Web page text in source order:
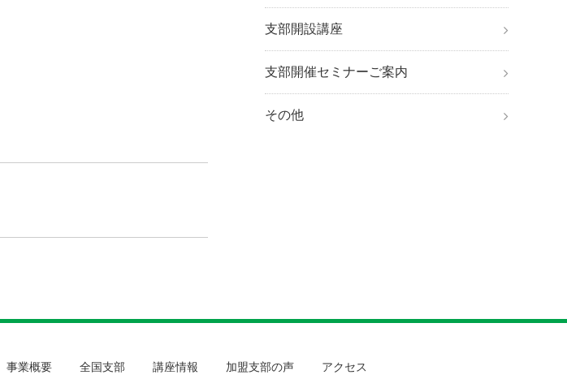
支部開設講座
支部開催セミナーご案内
その他
事業概要 全国支部 講座情報 加盟支部の声 アクセス